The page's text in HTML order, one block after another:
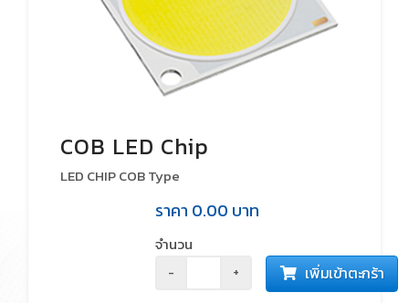
COB LED Chip
LED CHIP COB Type
ราคา 0.00 บาท
จำนวน
- + เพิ่มเข้าตะกร้า